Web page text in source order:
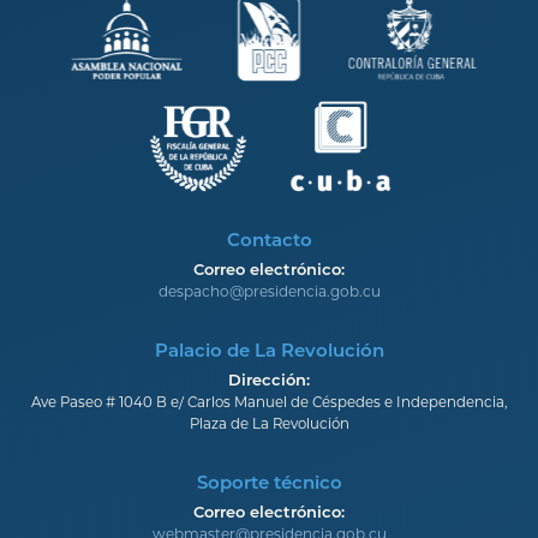
Contacto
Correo electrónico:
despacho@presidencia.gob.cu
Palacio de La Revolución
Dirección:
Ave Paseo # 1040 B e/ Carlos Manuel de Céspedes e Independencia,
Plaza de La Revolución
Soporte técnico
Correo electrónico:
webmaster@presidencia.gob.cu